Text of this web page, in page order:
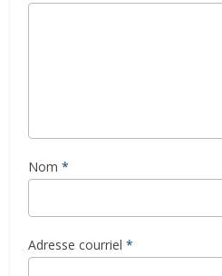
Nom *
Adresse courriel *